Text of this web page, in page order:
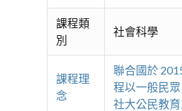
課程類
別
社會科學
課程理
念
聯合國於
程以一般民
社大公民教